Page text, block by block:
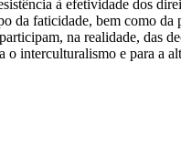
à efetividade dos
da faticidade, bem como
na realidade, das
interculturalismo e para a